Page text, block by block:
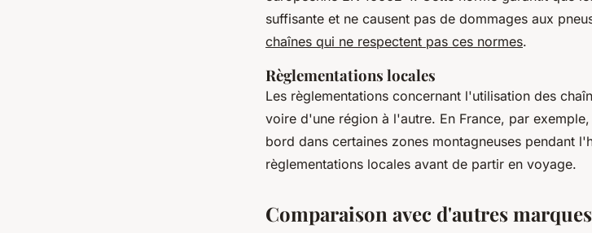
suffisante et ne causent pas de dommages aux
chaînes qui ne respectent pas ces normes.
Règlementations locales
Les règlementations concernant l'utilisation des
voire d'une région à l'autre. En France, par
bord dans certaines zones montagneuses pendant
règlementations locales avant de partir en voyage.
Comparaison avec d'autres marques